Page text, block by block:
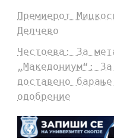
Премиерот
Делчево
Честоева: За
„Македониум“:
доставено
одобрение